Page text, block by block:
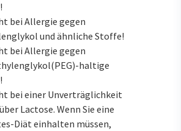
bei Allergie gegen
und ähnliche Stoffe!
bei Allergie gegen
haltige
bei einer Unverträglichkeit
Lactose. Wenn Sie eine
Diät einhalten müssen,